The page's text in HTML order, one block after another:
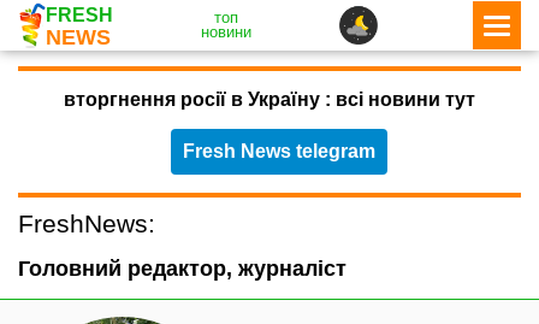
FRESH
NEWS
топ
новини
вторгнення росії в Україну : всі новини тут
Fresh News telegram
FreshNews:
Головний редактор, журналіст